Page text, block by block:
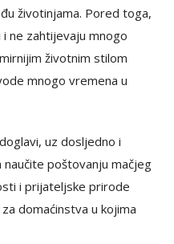
životinjama. Pored toga,
ne zahtijevaju mnogo
životnim stilom
mnogo vremena u
uz dosljedno i
poštovanju mačjeg
i prijateljske prirode
domaćinstva u kojima